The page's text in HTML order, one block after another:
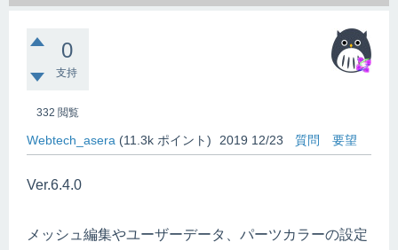
0
支持
332 閲覧
Webtech_asera (11.3k ポイント) 2019 12/23 質問 要望
Ver.6.4.0
メッシュ編集やユーザーデータ、パーツカラーの設定